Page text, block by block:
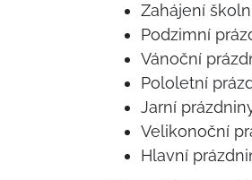
Zahájení
Podzimní
Vánoční
Pololetní
Jarní
Velikonoční
Hlavní